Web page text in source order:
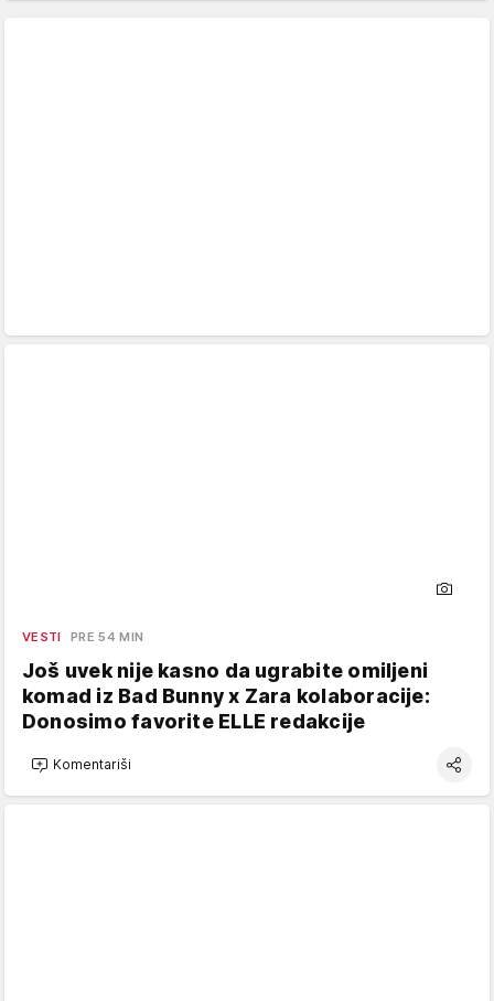
VESTI PRE 54 MIN
Još uvek nije kasno da ugrabite omiljeni
komad iz Bad Bunny x Zara kolaboracije:
Donosimo favorite ELLE redakcije
Komentariši